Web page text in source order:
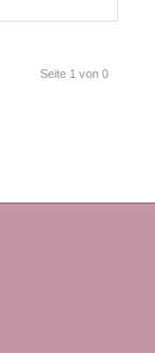
Seite 1 von 0